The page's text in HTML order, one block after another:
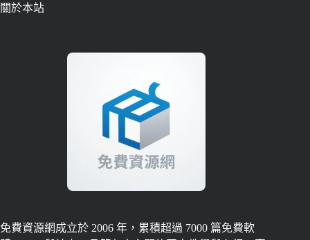
關於本站
免費資源網成立於 2006 年，累積超過 7000 篇免費軟